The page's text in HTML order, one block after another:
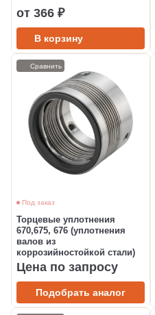
от 366 ₽
В корзину
Под заказ
Торцевые уплотнения
670,675, 676 (уплотнения
валов из
коррозийностойкой стали)
Цена по запросу
Подобрать аналог
Сравнить